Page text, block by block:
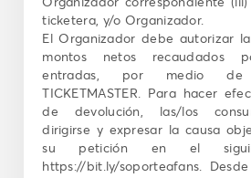
ticketera, y/o Organizador.
El Organizador debe autorizar
montos netos recaudados
entradas, por medio
TICKETMASTER. Para hacer
de devolución, las/los
dirigirse y expresar la causa
su petición en el
https://bit.ly/soporteafans.